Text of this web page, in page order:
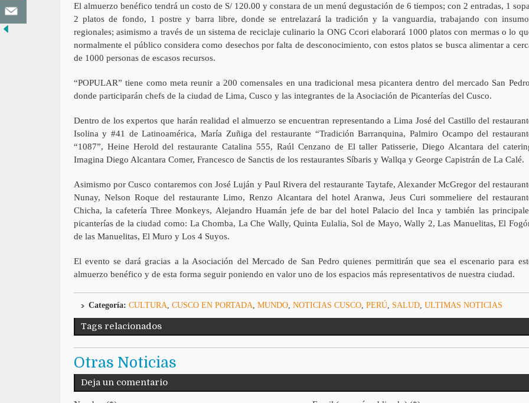
El almuerzo benéfico tendrá un costo de S/ 120.00 y constara de un menú degustación de 6 tiempos; con 2 entradas, 1
2 platos de fondo, 1 postre y barra libre, donde se entrelazará la tradición y la vanguardia, trabajando con
regionales; asimismo a través de un sistema de reciclaje culinario la ONG Ccori elaborará 1000 platos con mermas o lo
normalmente el público considera como desechos por falta de desconocimiento, con estos platos se busca alimentar a
de 1000 personas de escasos recursos.
“POPULAR” tiene como meta reunir a 200 comensales en una tradicional mesa picantera dentro del mercado San
donde participarán chefs de la ciudad de Lima, Cusco y las integrantes de la Asociación de Picanterías del Cusco.
Dentro de los expertos que harán realidad el almuerzo se encuentran representando a Lima José del Castillo del
Isolina y #41 de Latinoamérica, María Zuñiga del restaurante “Tradición Barranquina, Palmiro Ocampo del
“1087”, Heine Herold del restaurante Catalina 555, Raúl Cenzano de El taller Patisserie, Diego Alcantara del
Imagina Diego Alcantara Comer, Francesco de Sanctis de los restaurantes Síbaris y Wallqa y George Capistrán de La Calé.
Asimismo por Cusco contaremos con José Luján y Paul Rivera del restaurante Taytafe, Alexander McGregor del
Nunay, Nelson Roque del restaurante Limo, Renzo Alcantara del hotel Aranwa, Jeus Curi sommeliere del
Chicha, la cafetería Three Monkeys, Alejandro Huamán jefe de bar del hotel Palacio del Inca y también las
picanterías de la ciudad como: La Chomba, La Che Wally, Quinta Eulalia, Sol de Mayo, Wally 2, Las Manuelitas, El
de las Manuelitas, El Muro y Los 4 Suyos.
El evento se dará gracias a la Asociación del Mercado de San Pedro quienes permitirán que sea el escenario para
almuerzo benéfico y de esta forma seguir poniendo en valor uno de los espacios más representativos de nuestra ciudad.
Categoría: CULTURA CUSCO EN PORTADA MUNDO, NOTICIAS CUSCO, PERÚ, SALUD, ULTIMAS NOTICIAS
Tags relacionados
Otras Noticias
Deja un comentario